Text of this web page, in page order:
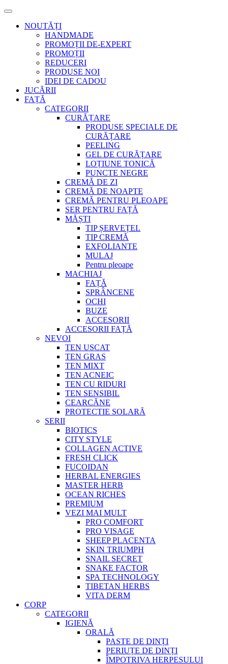
NOUTĂȚI
HANDMADE
PROMOȚII DE-EXPERT
PROMOȚII
REDUCERI
PRODUSE NOI
IDEI DE CADOU
JUCĂRII
FAȚĂ
CATEGORII
CURĂȚARE
PRODUSE SPECIALE DE
CURĂȚARE
PEELING
GEL DE CURĂȚARE
LOȚIUNE TONICĂ
PUNCTE NEGRE
CREMĂ DE ZI
CREMĂ DE NOAPTE
CREMĂ PENTRU PLEOAPE
SER PENTRU FAȚĂ
MĂȘTI
TIP ȘERVEȚEL
TIP CREMĂ
EXFOLIANTE
MULAJ
Pentru pleoape
MACHIAJ
FAȚĂ
SPRÂNCENE
OCHI
BUZE
ACCESORII
ACCESORII FAȚĂ
NEVOI
TEN USCAT
TEN GRAS
TEN MIXT
TEN ACNEIC
TEN CU RIDURI
TEN SENSIBIL
CEARCĂNE
PROTECTIE SOLARĂ
SERII
BIOTICS
CITY STYLE
COLLAGEN ACTIVE
FRESH CLICK
FUCOIDAN
HERBAL ENERGIES
MASTER HERB
OCEAN RICHES
PREMIUM
VEZI MAI MULT
PRO COMFORT
PRO VISAGE
SHEEP PLACENTA
SKIN TRIUMPH
SNAIL SECRET
SNAKE FACTOR
SPA TECHNOLOGY
TIBETAN HERBS
VITA DERM
CORP
CATEGORII
IGIENĂ
ORALĂ
PASTE DE DINȚI
PERIUȚE DE DINȚI
ÎMPOTRIVA HERPESULUI